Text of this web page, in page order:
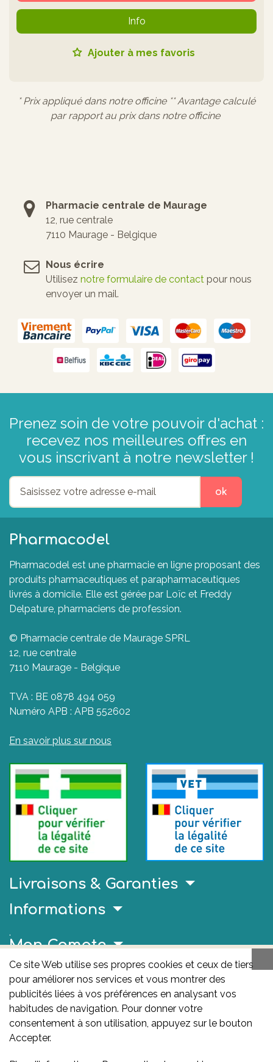
Info
Ajouter à mes favoris
* Prix appliqué dans notre officine ** Avantage calculé
par rapport au prix dans notre officine
Pharmacie centrale de Maurage
12, rue centrale
7110 Maurage - Belgique
Nous écrire
Utilisez notre formulaire de contact pour nous
envoyer un mail.
Prenez soin de votre pouvoir d'achat :
recevez nos meilleures offres en
vous inscrivant à notre newsletter !
ok
Pharmacodel
Pharmacodel est une pharmacie en ligne proposant des
produits pharmaceutiques et parapharmaceutiques
livrés à domicile. Elle est gérée par Loïc et Freddy
Delpature, pharmaciens de profession.
© Pharmacie centrale de Maurage SPRL
12, rue centrale
7110 Maurage - Belgique
TVA : BE 0878 494 059
Numéro APB : APB 552602
En savoir plus sur nous
Livraisons & Garanties
Ce site Web utilise ses propres cookies et ceux de tiers
pour améliorer nos services et vous montrer des
publicités liées à vos préférences en analysant vos
habitudes de navigation. Pour donner votre
consentement à son utilisation, appuyez sur le bouton
Accepter.
Informations
.
Mon Compte
Liens Utiles
AFMPS
L'AFMPS est l’autorité compétente en matière de
médicaments et de produits de santé en Belgique. Ce